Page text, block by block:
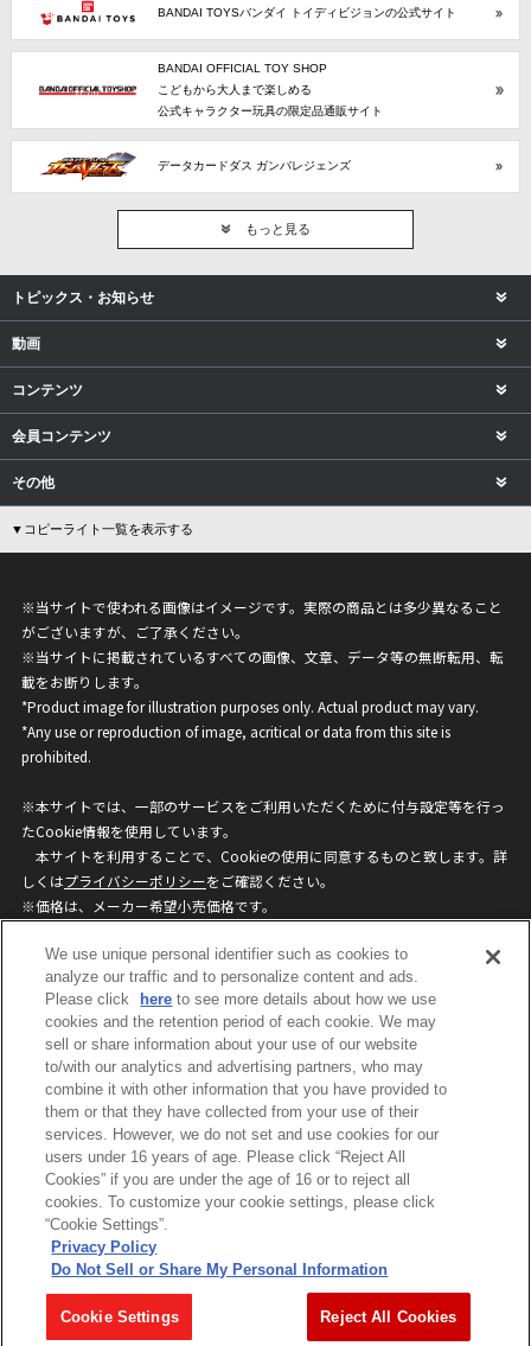
BANDAI TOYSバンダイ トイディビジョンの公式サイト
BANDAI OFFICIAL TOY SHOP
こどもから大人まで楽しめる
公式キャラクター玩具の限定品通販サイト
データカードダス ガンバレジェンズ
もっと見る
トピックス・お知らせ
動画
コンテンツ
会員コンテンツ
その他
▼コピーライト一覧を表示する
※当サイトで使われる画像はイメージです。実際の商品とは多少異なること
がございますが、ご了承ください。
※当サイトに掲載されているすべての画像、文章、データ等の無断転用、転
載をお断りします。
*Product image for illustration purposes only. Actual product may vary.
*Any use or reproduction of image, acritical or data from this site is
prohibited.
※本サイトでは、一部のサービスをご利用いただくために付与設定等を行っ
たCookie情報を使用しています。
本サイトを利用することで、Cookieの使用に同意するものと致します。詳
しくはプライバシーポリシーをご確認ください。
※価格は、メーカー希望小売価格です。
ざいますのでご了承ください。
privacypolicy
Do Not Sell or Share My
Personal Information
ウェブサイトご利用条件
ソーシャルメディアポリシー
個人情報保護方針
お問い合わせ
©BANDAI
コピーライト一覧を表示する
We use unique personal identifier such as cookies to
analyze our traffic and to personalize content and ads.
Please click
here to see more details about how we use
cookies and the retention period of each cookie. We may
sell or share information about your use of our website
to/with our analytics and advertising partners, who may
combine it with other information that you have provided to
them or that they have collected from your use of their
services. However, we do not set and use cookies for our
users under 16 years of age. Please click “Reject All
Cookies” if you are under the age of 16 or to reject all
cookies. To customize your cookie settings, please click
“Cookie Settings”.
Privacy Policy
Do Not Sell or Share My Personal Information
Cookie Settings Reject All Cookies